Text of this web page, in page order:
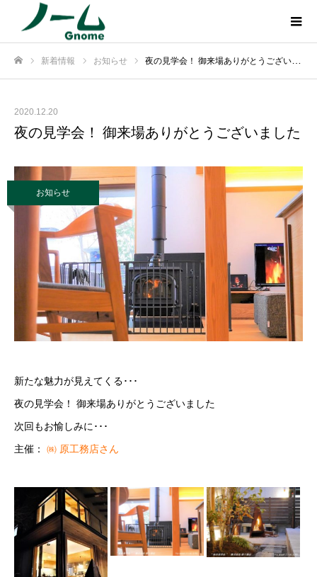
新着情報 お知らせ 夜の見学会！ 御来場ありがとうございました
2020.12.20
夜の見学会！ 御来場ありがとうございました
お知らせ
新たな魅力が見えてくる･･･
夜の見学会！ 御来場ありがとうございました
次回もお愉しみに･･･
主催：
㈱ 原工務店さん